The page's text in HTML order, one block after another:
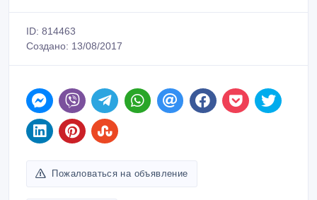
ID: 814463
Создано: 13/08/2017
Пожаловаться на объявление